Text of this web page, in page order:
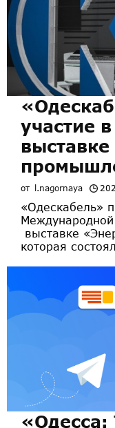
участие
от l.nagornaya
«Одескабель»
выставке
которая
«Одесса: